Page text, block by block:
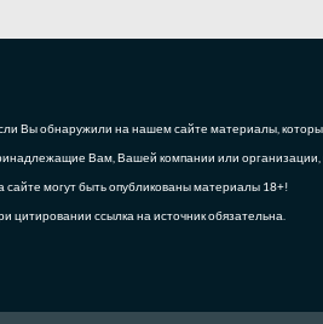
Вы обнаружили на нашем сайте материалы,
Вам, Вашей компании или организации,
сайте могут быть опубликованы материалы 18+!
цитировании ссылка на источник обязательна.